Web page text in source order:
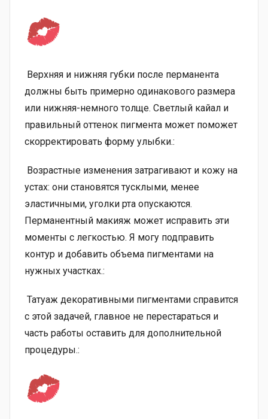
Верхняя и нижняя губки после перманента
должны быть примерно одинакового размера
или нижняя-немного толще. Светлый кайал и
правильный оттенок пигмента может поможет
скорректировать форму улыбки.:
Возрастные изменения затрагивают и кожу на
устах: они становятся тусклыми, менее
эластичными, уголки рта опускаются.
Перманентный макияж может исправить эти
моменты с легкостью. Я могу подправить
контур и добавить объема пигментами на
нужных участках.:
Татуаж декоративными пигментами справится
с этой задачей, главное не перестараться и
часть работы оставить для дополнительной
процедуры.: